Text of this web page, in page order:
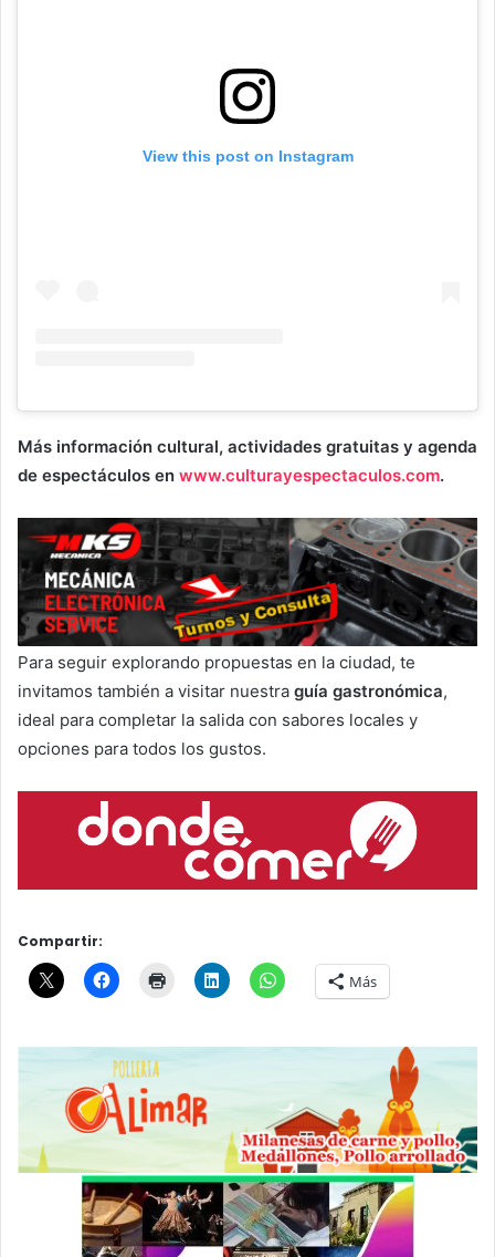
View this post on Instagram
Más información cultural, actividades gratuitas y agenda
de espectáculos en www.culturayespectaculos.com.
Para seguir explorando propuestas en la ciudad, te
invitamos también a visitar nuestra guía gastronómica,
ideal para completar la salida con sabores locales y
opciones para todos los gustos.
Compartir:
Más